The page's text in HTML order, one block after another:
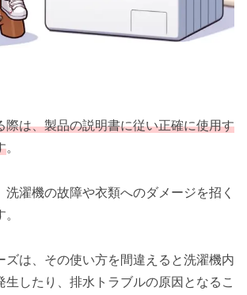
際は、製品の説明書に従い正確に使用す
。
濯機の故障や衣類へのダメージを招く
ズは、その使い方を間違えると洗濯機内
生したり、排水トラブルの原因となるこ